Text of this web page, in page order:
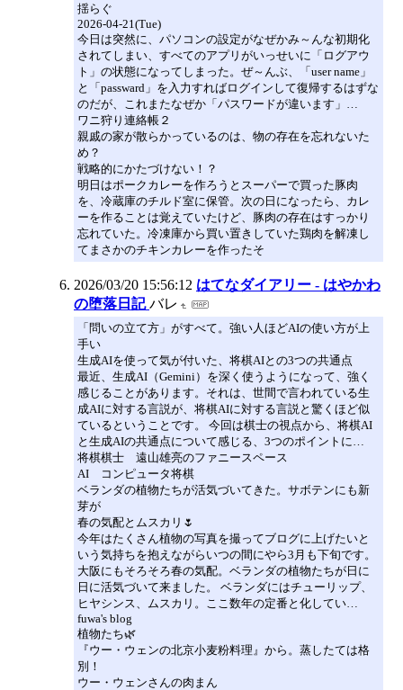
揺らぐ
2026-04-21(Tue)
今日は突然に、パソコンの設定がなぜかみ～んな初期化
されてしまい、すべてのアプリがいっせいに「ログアウ
ト」の状態になってしまった。ぜ～んぶ、「user name」
と「passward」を入力すればログインして復帰するはずな
のだが、これまたなぜか「パスワードが違います」…
ワニ狩り連絡帳２
親戚の家が散らかっているのは、物の存在を忘れないた
め？
戦略的にかたづけない！？
明日はポークカレーを作ろうとスーパーで買った豚肉
を、冷蔵庫のチルド室に保管。次の日になったら、カレ
ーを作ることは覚えていたけど、豚肉の存在はすっかり
忘れていた。冷凍庫から買い置きしていた鶏肉を解凍し
てまさかのチキンカレーを作ったそ
2026/03/20 15:56:12 はてなダイアリー - はやかわ
の堕落日記バレ
「問いの立て方」がすべて。強い人ほどAIの使い方が上
手い
生成AIを使って気が付いた、将棋AIとの3つの共通点
最近、生成AI（Gemini）を深く使うようになって、強く
感じることがあります。それは、世間で言われている生
成AIに対する言説が、将棋AIに対する言説と驚くほど似
ているということです。 今回は棋士の視点から、将棋AI
と生成AIの共通点について感じる、3つのポイントに…
将棋棋士 遠山雄亮のファニースペース
AI コンピュータ将棋
ベランダの植物たちが活気づいてきた。サボテンにも新
芽が
春の気配とムスカリ🌷
今年はたくさん植物の写真を撮ってブログに上げたいと
いう気持ちを抱えながらいつの間にやら3月も下旬です。
大阪にもそろそろ春の気配。ベランダの植物たちが日に
日に活気づいて来ました。 ベランダにはチューリップ、
ヒヤシンス、ムスカリ。ここ数年の定番と化してい…
fuwa's blog
植物たち🌿
『ウー・ウェンの北京小麦粉料理』から。蒸したては格
別！
ウー・ウェンさんの肉まん